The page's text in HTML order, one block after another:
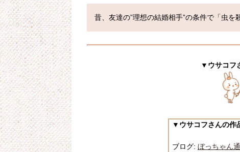
▼ウサコフ
▼ウサコフさんの作
ブログ: ぼっちゃん